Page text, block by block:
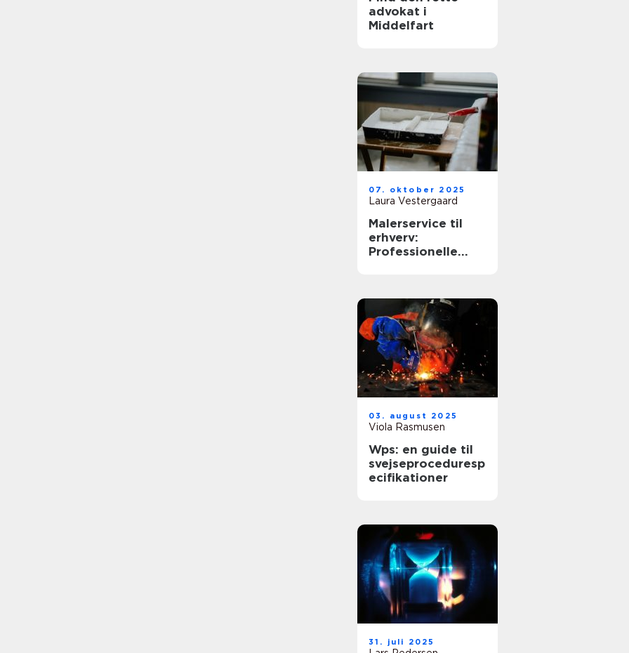
advokat i
Middelfart
07. oktober 2025
Laura Vestergaard
Malerservice til
erhverv:
Professionelle
03. august 2025
Viola Rasmusen
Wps: en guide til
svejseproceduresp
ecifikationer
31. juli 2025